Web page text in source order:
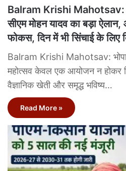
Balram Krishi Mahotsav:
सीएम मोहन यादव का बड़ा
फोकस, दिन में भी सिंचाई के लिए
Balram Krishi Mahotsav:
महोत्सव केवल एक आयोजन न होकर
वैज्ञानिक खेती और समृद्ध भविष्य…
Read More »